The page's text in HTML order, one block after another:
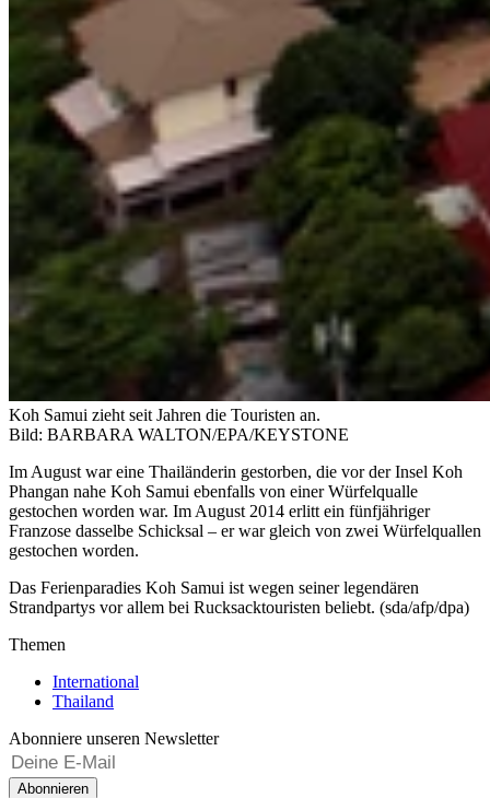
Koh Samui zieht seit Jahren die Touristen an.
Bild: BARBARA WALTON/EPA/KEYSTONE
Im August war eine Thailänderin gestorben, die vor der Insel Koh
Phangan nahe Koh Samui ebenfalls von einer Würfelqualle
gestochen worden war. Im August 2014 erlitt ein fünfjähriger
Franzose dasselbe Schicksal – er war gleich von zwei Würfelquallen
gestochen worden.
Das Ferienparadies Koh Samui ist wegen seiner legendären
Strandpartys vor allem bei Rucksacktouristen beliebt. (sda/afp/dpa)
Themen
International
Thailand
Abonniere unseren Newsletter
Abonnieren